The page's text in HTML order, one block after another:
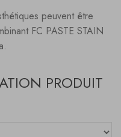
peuvent être
FC PASTE STAIN
PRODUIT